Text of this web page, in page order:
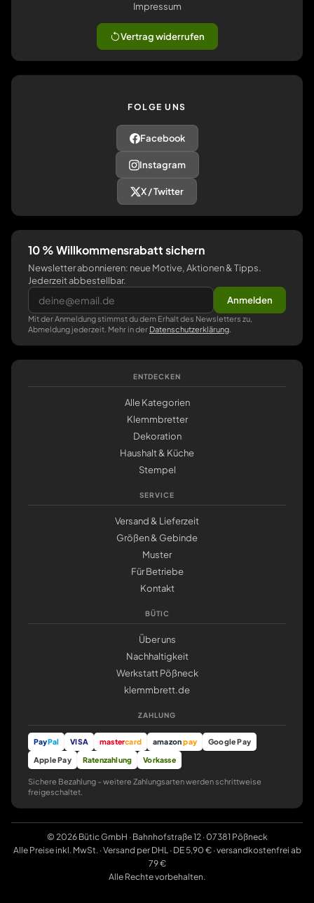
Impressum
Vertrag widerrufen
FOLGE UNS
Facebook
Instagram
X / Twitter
10 % Willkommensrabatt sichern
Newsletter abonnieren: neue Motive, Aktionen & Tipps.
Jederzeit abbestellbar.
Anmelden
Mit der Anmeldung stimmst du dem Erhalt des Newsletters zu,
Abmeldung jederzeit. Mehr in der Datenschutzerklärung
ENTDECKEN
Alle Kategorien
Klemmbretter
Dekoration
Haushalt & Küche
Stempel
SERVICE
Versand & Lieferzeit
Größen & Gebinde
Muster
Für Betriebe
Kontakt
BÜTIC
Über uns
Nachhaltigkeit
Werkstatt Pößneck
klemmbrett.de
ZAHLUNG
PayPal VISA mastercard amazonpay
Google Pay
Apple Pay
Ratenzahlung Vorkasse
Sichere Bezahlung – weitere Zahlungsarten werden schrittweise
freigeschaltet.
© 2026 Bütic GmbH · Bahnhofstraße 12 · 07381 Pößneck
Alle Preise inkl. MwSt. · Versand per DHL · DE 5,90 € · versandkostenfrei ab
79 €
Alle Rechte vorbehalten.